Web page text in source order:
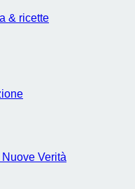
& ricette
Verità